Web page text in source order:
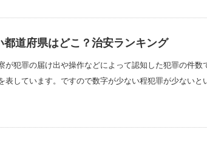
道府県はどこ？治安ランキング
が犯罪の届け出や操作などによって認知した犯罪の件数
表しています。ですので数字が少ない程犯罪が少ないと